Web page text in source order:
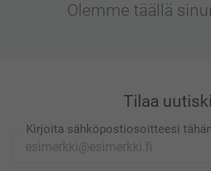
Olemme täällä
Tilaa
Kirjoita sähköpostiosoitteesi tähän